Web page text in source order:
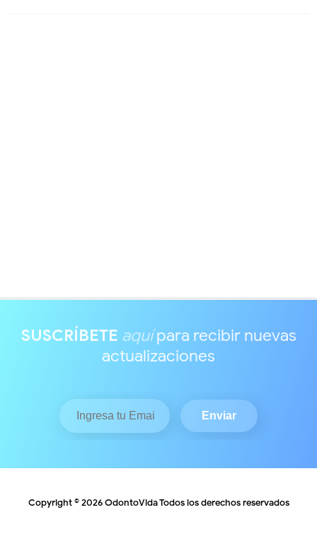
SUSCRÍBETE aquípara recibir nuevas
actualizaciones
Copyright ©2026 OdontoVidaTodos los derechos reservados